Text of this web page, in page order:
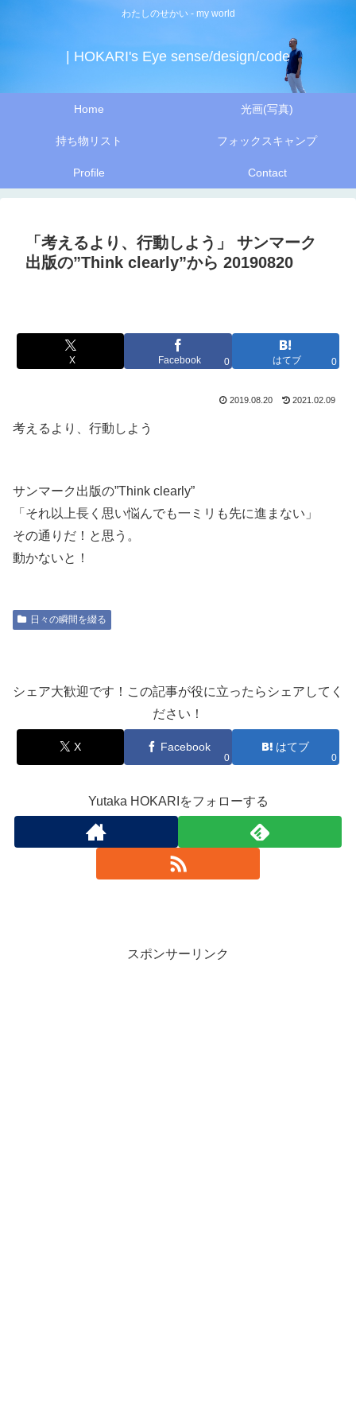
わたしのせかい - my world
| HOKARI's Eye sense/design/code
Home 光画(写真)
持ち物リスト フォックスキャンプ
Profile Contact
「考えるより、行動しよう」 サンマーク
出版の”Think clearly”から 20190820
X Facebook 0 はてブ 0
2019.08.20 2021.02.09
考えるより、行動しよう
サンマーク出版の”Think clearly”
「それ以上長く思い悩んでも一ミリも先に進まない」
その通りだ！と思う。
動かないと！
日々の瞬間を綴る
シェア大歓迎です！この記事が役に立ったらシェアしてく
ださい！
X Facebook
0
はてブ
0
Yutaka HOKARIをフォローする
スポンサーリンク